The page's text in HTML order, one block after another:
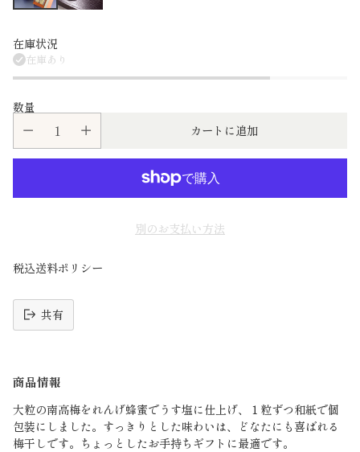
在庫状況
在庫あり
数量
カートに追加
別のお支払い方法
税込送料ポリシー
共有
み
込
み
中
商品情報
大粒の南高梅をれんげ蜂蜜でうす塩に仕上げ、１粒ずつ和紙で個
包装にしました。すっきりとした味わいは、どなたにも喜ばれる
梅干しです。ちょっとしたお手持ちギフトに最適です。